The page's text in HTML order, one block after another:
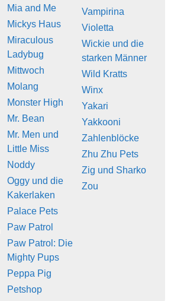
Mia and Me
Mickys Haus
Miraculous
Ladybug
Mittwoch
Molang
Monster High
Mr. Bean
Mr. Men und
Little Miss
Noddy
Oggy und die
Kakerlaken
Palace Pets
Paw Patrol
Paw Patrol: Die
Mighty Pups
Peppa Pig
Petshop
Vampirina
Violetta
Wickie und die
starken Männer
Wild Kratts
Winx
Yakari
Yakkooni
Zahlenblöcke
Zhu Zhu Pets
Zig und Sharko
Zou